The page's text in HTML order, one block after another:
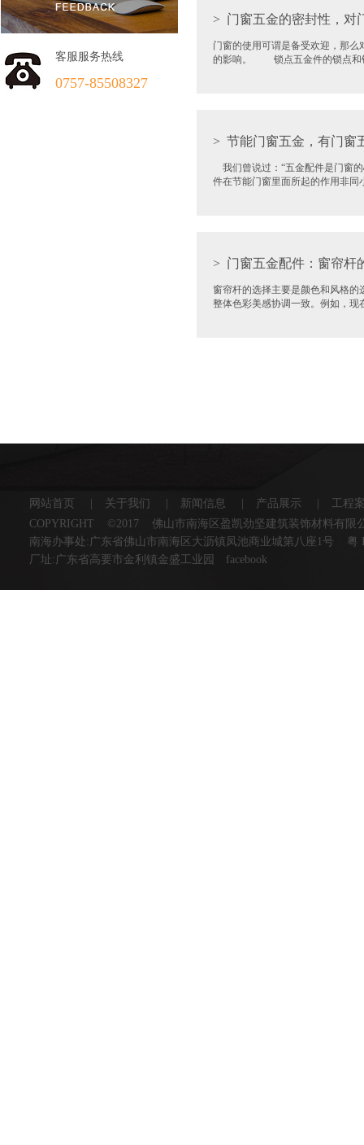
客服服务热线
0757-85508327
> 门窗五金的密封性，对
门窗的使用可谓是备受欢迎，那
的影响。 锁点五金件的锁点和
> 节能门窗五金，有门窗
我们曾说过：“五金配件是门窗
件在节能门窗里面所起的作用非
> 门窗五金配件：窗帘杆
窗帘杆的选择主要是颜色和风格
整体色彩美感协调一致。例如，
网站首页 关于我们 新闻信息 产品展示
工程
COPYRIGHT ©2017 佛山市南海区盈凯劲坚建筑装饰材料有限
南海办事处:广东省佛山市南海区大沥镇凤池商业城第八座1号
粤
厂址:广东省高要市金利镇金盛工业园 facebook